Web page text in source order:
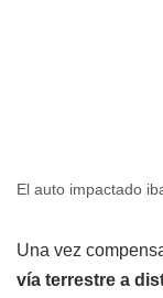
El auto impactado
Una vez
vía terrestre a